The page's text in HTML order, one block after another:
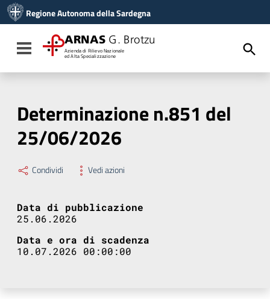
Vai al menu di navigazione
Vai al footer
Regione Autonoma della Sardegna
Toggle navigation
ARNAS G. Brotzu
Azienda di Rilievo Nazionale
ed Alta Specializzazione
Determinazione n.851 del
25/06/2026
Condividi Vedi azioni
Data di pubblicazione
25.06.2026
Data e ora di scadenza
10.07.2026 00:00:00